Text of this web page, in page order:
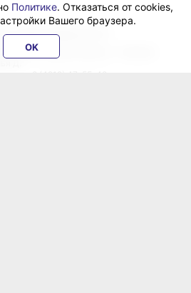
города Хабаровска 16+
дом «Гранд Экспресс». Главный
Политике. Отказаться от cookies,
Вашего браузера.
OK